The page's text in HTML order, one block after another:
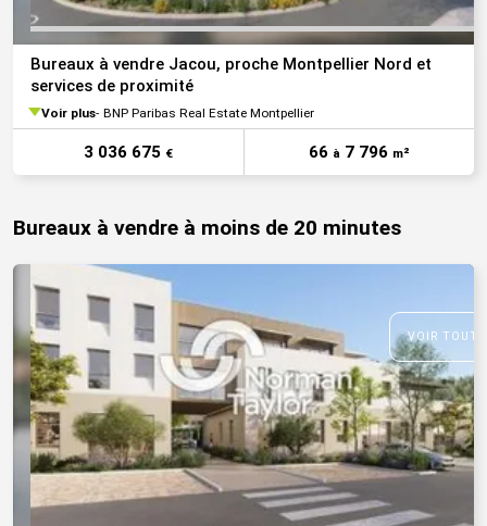
Bureaux à vendre Jacou, proche Montpellier Nord et
services de proximité
Voir plus BNP Paribas Real Estate Montpellier
3 036 675 € 66 à 7 796 m²
Bureaux à vendre à moins de 20 minutes
VOIR